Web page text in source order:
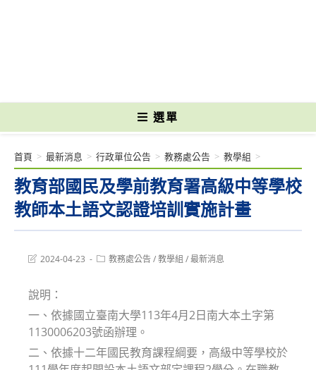
選單
教育部國民及學前教育署高級中等學校
教師本土語文認證培訓實施計畫
首頁 > 最新消息 > 行政單位公告 > 教務處公告 > 教學組 >
Post2024-04-23
Post教務處公告/教學組 /最新消息
說明：
一、依據國立臺南大學113年4月2日南大本土字第
1130006203號函辦理。
二、依據十二年國民教育課程綱要，高級中等學校於